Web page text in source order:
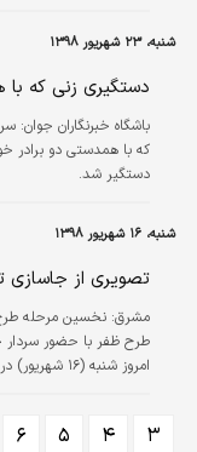
شنبه، ۲۳ شهریور ۱۳۹۸
دستگیری زنی که
باشگاه خبرنگاران جوان:
که با همدستی دو برادر
دستگیر شد.
شنبه، ۱۶ شهریور ۱۳۹۸
تصویری از جاسازی
مشرق: نخسین مرحله طرح
طرح ظفر با حضور سردار
امروز شنبه (۱۶ شهریور) در محل فرماندهی انتظامی تهران بزرگ اجرا شد.
۳ ۴ ۵ ۶